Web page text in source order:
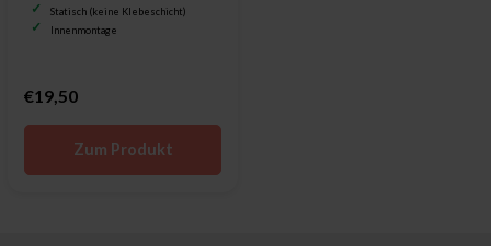
Statisch (keine Klebeschicht)
Innenmontage
€19,50
Zum Produkt